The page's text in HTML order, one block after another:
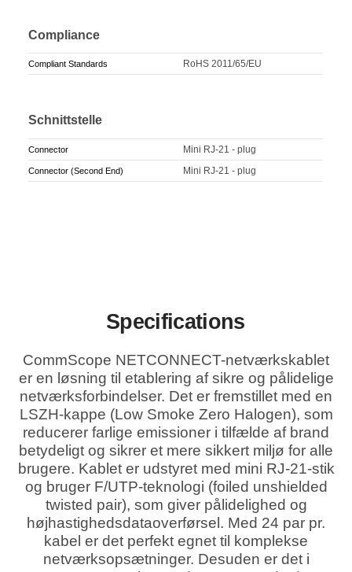
Compliance
Compliant Standards RoHS 2011/65/EU
Schnittstelle
Connector Mini RJ-21 - plug
Connector (Second End) Mini RJ-21 - plug
Specifications
CommScope NETCONNECT-netværkskablet
er en løsning til etablering af sikre og pålidelige
netværksforbindelser. Det er fremstillet med en
LSZH-kappe (Low Smoke Zero Halogen), som
reducerer farlige emissioner i tilfælde af brand
betydeligt og sikrer et mere sikkert miljø for alle
brugere. Kablet er udstyret med mini RJ-21-stik
og bruger F/UTP-teknologi (foiled unshielded
twisted pair), som giver pålidelighed og
højhastighedsdataoverførsel. Med 24 par pr.
kabel er det perfekt egnet til komplekse
netværksopsætninger. Desuden er det i